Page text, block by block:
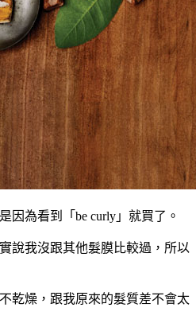
因為看到「be curly」就買了。
說我沒跟其他髮膜比較過，所以
乾燥，跟我原來的髮質差不會太